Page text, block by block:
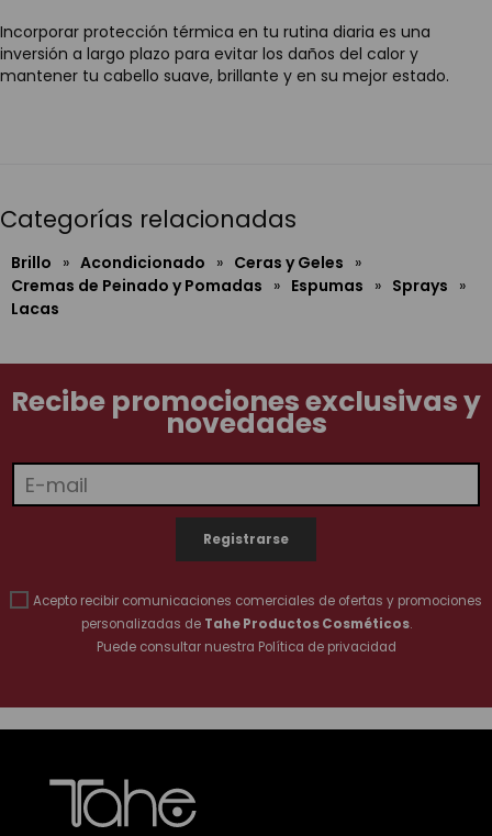
Incorporar protección térmica en tu rutina diaria es una
inversión a largo plazo para evitar los daños del calor y
mantener tu cabello suave, brillante y en su mejor estado.
Categorías relacionadas
Brillo » Acondicionado » Ceras y Geles »
Cremas de Peinado y Pomadas » Espumas » Sprays »
Lacas
Recibe promociones exclusivas y
novedades
Acepto recibir comunicaciones comerciales de ofertas y promociones
personalizadas de Tahe Productos Cosméticos.
Puede consultar nuestra Política de privacidad